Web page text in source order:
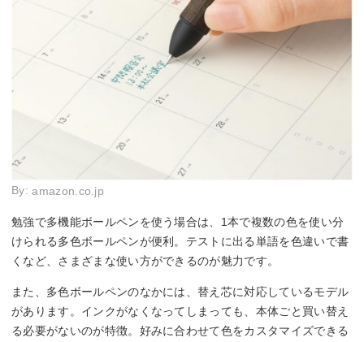
By:amazon.co.jp
勉強で多機能ボールペンを使う場合は、1本で複数の色を使い分
けられる多色ボールペンが便利。テストに出る単語を色違いで書
くなど、さまざまな使い方ができるのが魅力です。
また、多色ボールペンのなかには、替え芯に対応しているモデル
があります。インクがなくなってしまっても、本体ごと買い替え
る必要がないのが特徴。好みに合わせて色をカスタマイズできる